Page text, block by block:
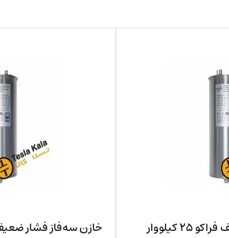
خازن سه‌فاز فشار ضعیف فراکو 25 کیلووار